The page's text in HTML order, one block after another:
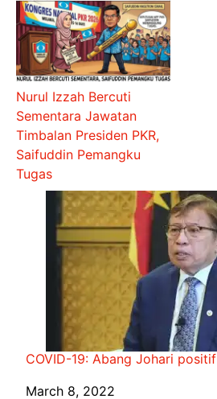
Nurul Izzah Bercuti
Sementara Jawatan
Timbalan Presiden PKR,
Saifuddin Pemangku
Tugas
COVID-19: Abang Johari positif
Date
March 8, 2022